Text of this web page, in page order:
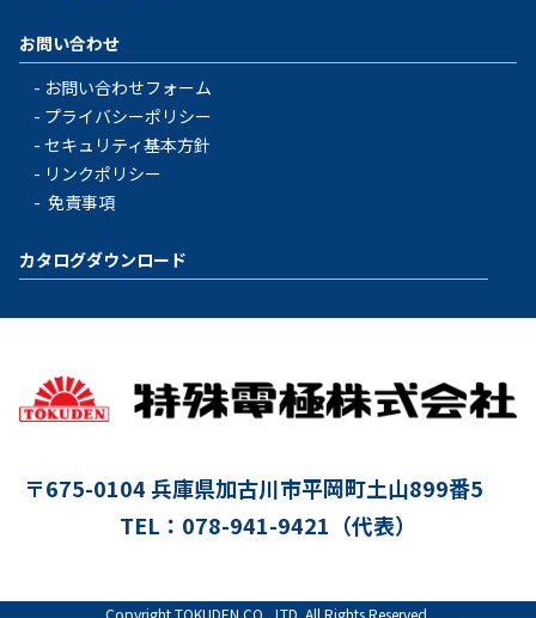
お問い合わせ
お問い合わせフォーム
プライバシーポリシー
セキュリティ基本方針
リンクポリシー
免責事項
カタログダウンロード
〒675-0104 兵庫県加古川市平岡町土山899番5
TEL：078-941-9421（代表）
Copyright TOKUDEN CO., LTD. All Rights Reserved.